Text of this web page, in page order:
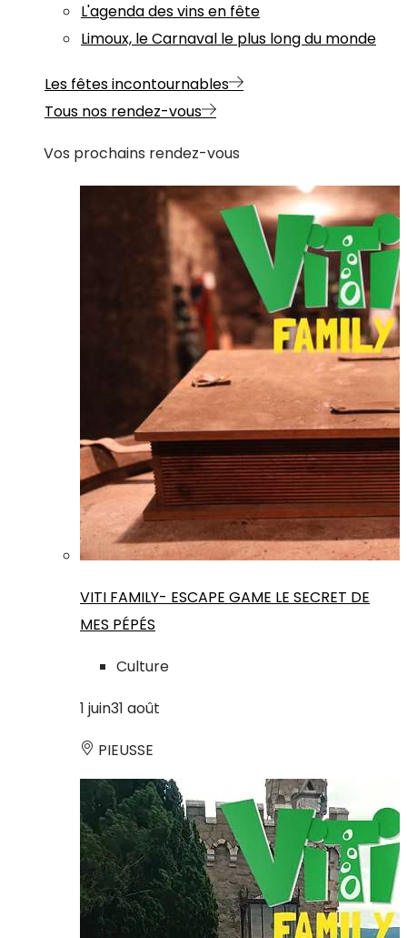
L'agenda des vins en fête
Limoux, le Carnaval le plus long du monde
Les fêtes incontournables
Tous nos rendez-vous
Vos prochains rendez-vous
VITI FAMILY- ESCAPE GAME LE SECRET DE
MES PÉPÉS
Culture
1 juin31 août
PIEUSSE